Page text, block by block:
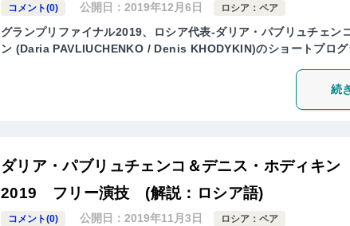
コメント(0) 公開日：2019年12月6日 ロシア：ペア
グランプリファイナル2019、ロシア代表-ダリア・パブリュチェン
ン (Daria PAVLIUCHENKO / Denis KHODYKIN)のショートプログ
続
ダリア・パブリュチェンコ＆デニス・ホディキ
2019 フリー演技 (解説：ロシア語)
コメント(0) 公開日：2019年11月3日 ロシア：ペア